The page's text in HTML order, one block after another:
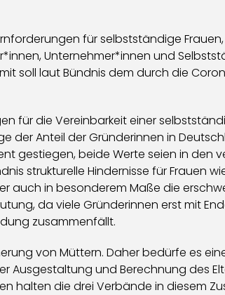
für selbstständige
Unternehmer*innen und
soll laut Bündnis dem durch die
für die Vereinbarkeit einer
der Anteil der Gründerinnen in
gestiegen, beide Werte seien in den
strukturelle Hindernisse für Frauen
auch in besonderem Maße die
da viele Gründerinnen erst mit
zusammenfällt.
von Müttern. Daher bedürfe es
Ausgestaltung und Berechnung des
halten die drei Verbände in diesem